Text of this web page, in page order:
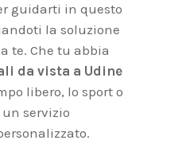
guidarti in questo
la soluzione
te. Che tu abbia
da vista a Udine
libero, lo sport o
servizio